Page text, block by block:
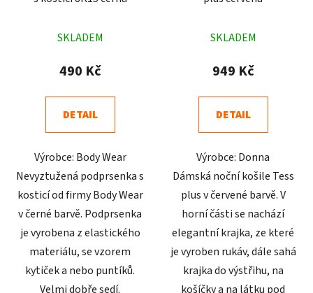
hodnocení
produktu
4,9
z
hvězdiček.
SKLADEM
490 Kč
DETAIL
Výrobce: Body Wear
Nevyztužená podprsenka s
kosticí od firmy Body Wear
v černé barvě. Podprsenka
je vyrobena z elastického
materiálu, se vzorem
kytiček a nebo puntíků.
Velmi dobře sedí.
hodnocení
produktu
5,0
z
hvězdiček.
SKLADEM
949 Kč
DETAIL
Výrobce: Donna
Dámská noční košile Tess
plus v červené barvě. V
horní části se nachází
elegantní krajka, ze které
je vyroben rukáv, dále sahá
krajka do výstřihu, na
košíčky a na látku pod